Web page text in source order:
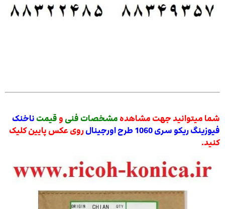
شما میتوانید جهت مشاهده مشخصات فنی و قیمت ناخنک
فیوزینگ ریکو سری 1060 طرح اورجینال
روی عکس پایین کلیک
کنید.